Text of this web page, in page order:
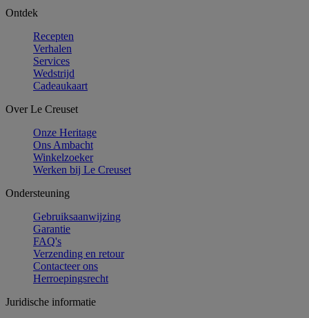
Ontdek
Recepten
Verhalen
Services
Wedstrijd
Cadeaukaart
Over Le Creuset
Onze Heritage
Ons Ambacht
Winkelzoeker
Werken bij Le Creuset
Ondersteuning
Gebruiksaanwijzing
Garantie
FAQ's
Verzending en retour
Contacteer ons
Herroepingsrecht
Juridische informatie